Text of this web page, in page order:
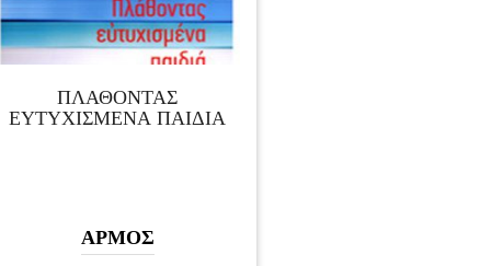
ΠΛΑΘΟΝΤΑΣ
ΕΥΤΥΧΙΣΜΕΝΑ ΠΑΙΔΙΑ
ΑΡΜΟΣ